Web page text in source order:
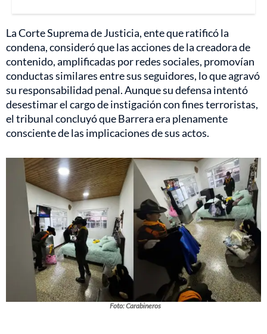
La Corte Suprema de Justicia, ente que ratificó la
condena, consideró que las acciones de la creadora de
contenido, amplificadas por redes sociales, promovían
conductas similares entre sus seguidores, lo que agravó
su responsabilidad penal. Aunque su defensa intentó
desestimar el cargo de instigación con fines terroristas,
el tribunal concluyó que Barrera era plenamente
consciente de las implicaciones de sus actos.
Foto: Carabineros